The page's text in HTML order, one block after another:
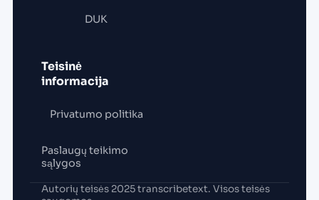
DUK
Teisinė
informacija
Privatumo politika
Paslaugų teikimo
sąlygos
Autorių teisės 2025 transcribetext. Visos teisės